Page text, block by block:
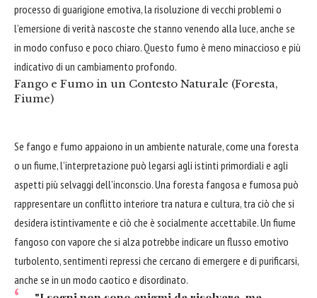
processo di guarigione emotiva, la risoluzione di vecchi problemi o
l’emersione di verità nascoste che stanno venendo alla luce, anche se
in modo confuso e poco chiaro. Questo fumo è meno minaccioso e più
indicativo di un cambiamento profondo.
Fango e Fumo in un Contesto Naturale (Foresta,
Fiume)
Se fango e fumo appaiono in un ambiente naturale, come una foresta
o un fiume, l’interpretazione può legarsi agli istinti primordiali e agli
aspetti più selvaggi dell’inconscio. Una foresta fangosa e fumosa può
rappresentare un conflitto interiore tra natura e cultura, tra ciò che si
desidera istintivamente e ciò che è socialmente accettabile. Un fiume
fangoso con vapore che si alza potrebbe indicare un flusso emotivo
turbolento, sentimenti repressi che cercano di emergere e di purificarsi,
anche se in un modo caotico e disordinato.